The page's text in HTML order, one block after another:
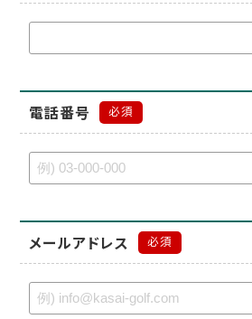
電話番号 必須
メールアドレス 必須